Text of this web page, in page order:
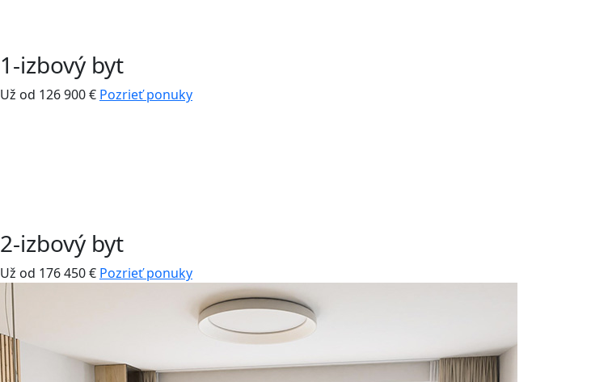
1-izbový byt
Už od 126 900 € Pozrieť ponuky
2-izbový byt
Už od 176 450 € Pozrieť ponuky